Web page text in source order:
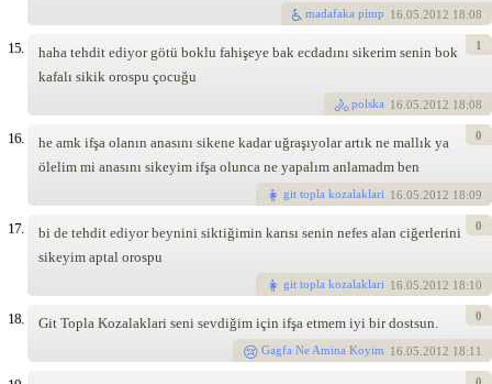
madafaka pimp 16.05.2012 18:08
15.
haha tehdit ediyor götü boklu fahişeye bak ecdadını sikerim senin bok
kafalı sikik orospu çocuğu
polska 16.05.2012 18:08
1
16.
he amk ifşa olanın anasını sikene kadar uğraşıyolar artık ne mallık ya
ölelim mi anasını sikeyim ifşa olunca ne yapalım anlamadm ben
git topla kozalaklari 16.05.2012 18:09
0
17.
bi de tehdit ediyor beynini siktiğimin karısı senin nefes alan ciğerlerini
sikeyim aptal orospu
git topla kozalaklari 16.05.2012 18:10
0
18. Git Topla Kozalaklari seni sevdiğim için ifşa etmem iyi bir dostsun.
Gagfa Ne Amina Koyim 16.05.2012 18:11
0